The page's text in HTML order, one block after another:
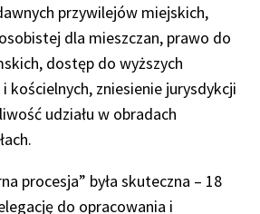
przywilejów miejskich,
dla mieszczan, prawo do
dostęp do wyższych
kościelnych, zniesienie jurysdykcji
udziału w obradach
procesja” była skuteczna – 18
do opracowania i